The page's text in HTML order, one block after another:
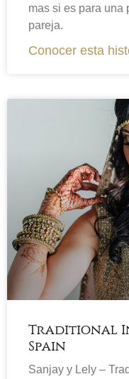
mas si es para una
pareja.
Conocer esta
Traditional
Spain
Sanjay y Lely –